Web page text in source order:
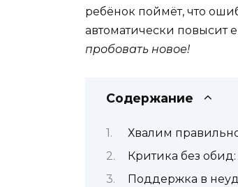
ребёнок поймёт, что
автоматически повысит
пробовать новое!
Содержание
Хвалим
Критика без обид:
Поддержка в